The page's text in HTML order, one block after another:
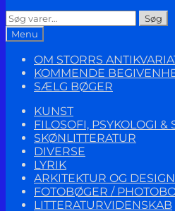
Søg
efter:
Søg
Menu
OM STORRS
KOMMENDE
SÆLG BØGER
KUNST
FILOSOFI, PSYKOLOGI
SKØNLITTERATUR
DIVERSE
LYRIK
ARKITEKTUR OG DESIGN
FOTOBØGER /
LITTERATURVIDENSKAB